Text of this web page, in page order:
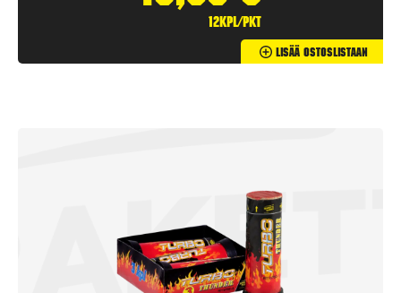
12kpl/pkt
Lisää Ostoslistaan